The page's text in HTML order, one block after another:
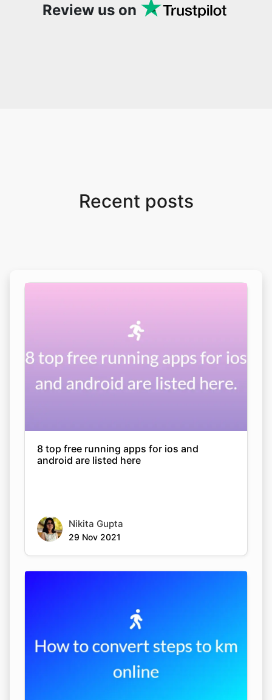
Review us on
Recent posts
8 top free running apps for ios and
android are listed here
Nikita Gupta
29 Nov 2021